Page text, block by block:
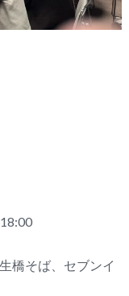
橋そば、セブンイ